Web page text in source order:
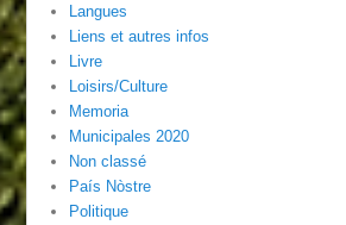
Langues
Liens et autres infos
Livre
Loisirs/Culture
Memoria
Municipales 2020
Non classé
País Nòstre
Politique